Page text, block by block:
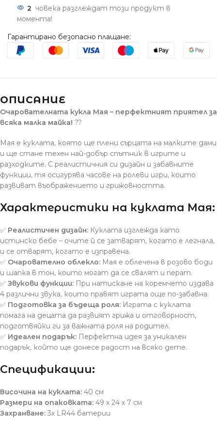
2 човека разглеждат този продукт в
момента!
Гарантирано безопасно плащане:
ОПИСАНИЕ
Очарователната кукла Мая – перфектният приятел за
всяка малка майка! ??
Мая е куклата, която ще плени сърцата на малките дами
и ще стане техен най-добър спътник в игрите и
разходките. С реалистичния си дизайн и забавните
функции, тя осигурява часове на ролеви игри, които
развиват въображението и грижовността.
Характеристики на куклата Мая:
✅ Реалистичен дизайн: Куклата изглежда като
истинско бебе – очите й се затварят, когато е легнала,
и се отварят, когато е изправена.
✅ Очарователно облекло: Мая е облечена в розово боди
и шапка в тон, които могат да се свалят и перат.
✅ Звукови функции: При натискане на коремчето издава
4 различни звука, които правят играта още по-забавна.
✅ Подготовка за бъдеща роля: Играта с куклата
помага на децата да развият грижа и отговорност,
подготвяйки ги за важната роля на родител.
✅ Идеален подарък: Перфектна идея за уникален
подарък, който ще донесе радост на всяко дете.
Спецификации:
Височина на куклата: 40 см
Размери на опаковката: 49 x 24 x 7 см
Захранване: 3x LR44 батерии